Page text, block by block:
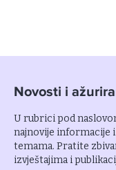
Novosti i
U rubrici pod
najnovije informacije
temama. Pratite
izvještajima i